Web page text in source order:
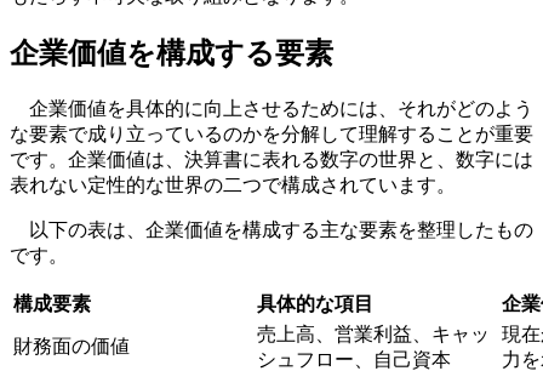
企業価値を構成する要素
企業価値を具体的に向上させるためには、それがどのよう
な要素で成り立っているのかを分解して理解することが重要
です。企業価値は、決算書に表れる数字の世界と、数字には
表れない定性的な世界の二つで構成されています。
以下の表は、企業価値を構成する主な要素を整理したもの
です。
構成要素 具体的な項目 企
財務面の価値
売上高、営業利益、キャッ
シュフロー、自己資本
現
力